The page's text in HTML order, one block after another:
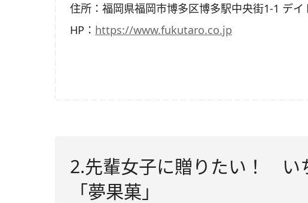
住所：福岡県福岡市博多区博多駅中央街1-1 デイ
HP： https://www.fukutaro.co.jp
2.先輩女子に贈りたい！ い
「夢果菓」